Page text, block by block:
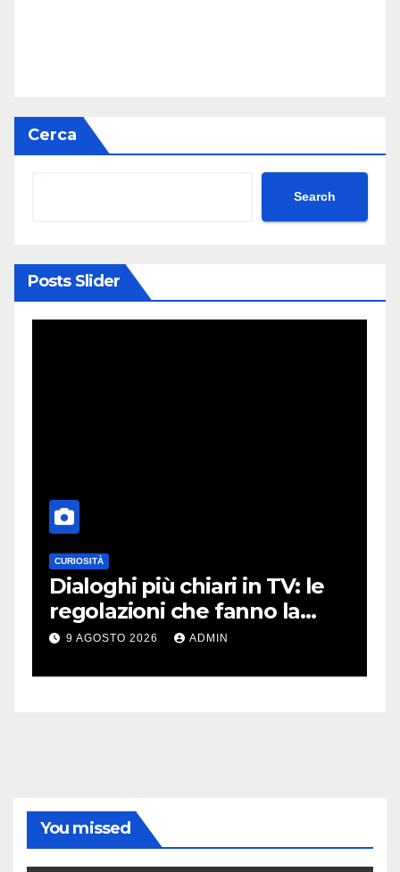
Cerca
Search
Posts Slider
CURIOSITÀ
Dialoghi più chiari in TV: le
regolazioni che fanno la
differenza
9 AGOSTO 2026 ADMIN
You missed